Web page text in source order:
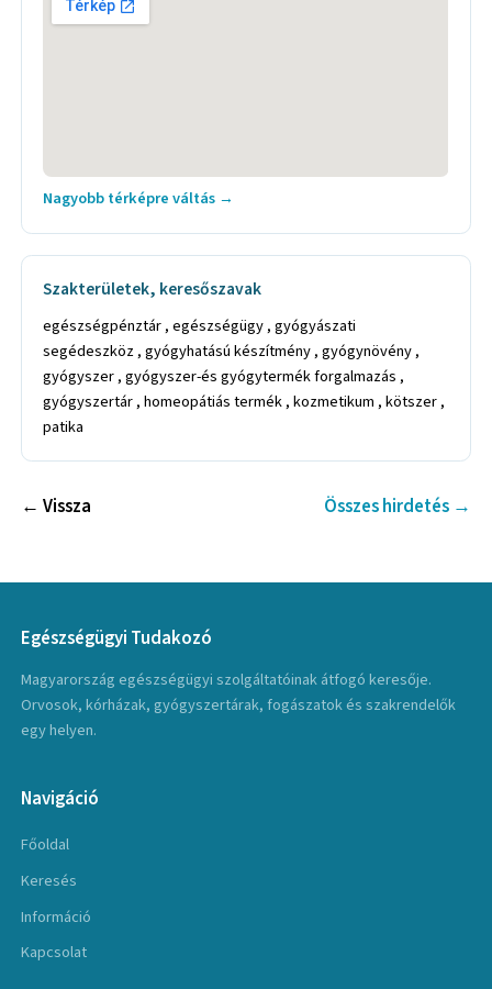
Nagyobb térképre váltás →
Szakterületek, keresőszavak
egészségpénztár , egészségügy , gyógyászati
segédeszköz , gyógyhatású készítmény , gyógynövény ,
gyógyszer , gyógyszer-és gyógytermék forgalmazás ,
gyógyszertár , homeopátiás termék , kozmetikum , kötszer ,
patika
← Vissza Összes hirdetés →
Egészségügyi Tudakozó
Magyarország egészségügyi szolgáltatóinak átfogó keresője.
Orvosok, kórházak, gyógyszertárak, fogászatok és szakrendelők
egy helyen.
Navigáció
Főoldal
Keresés
Információ
Kapcsolat